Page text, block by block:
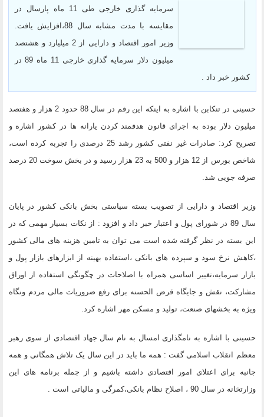
سرمایه گذاری خارجی طی 11 ماه پارسال در
مقایسه با مدت مشابه سال 88،افزایش یافت.
وزیر امور اقتصاد و دارایی از 2 میلیارد و هشتصد
میلیون دلار سرمایه گذاری خارجی 11 ماه 89 در
کشور خبر داد .
حسینی در تنکابن با اشاره به اینکه این رقم در سال 88 حدود 2 هزار و هفتصد
میلیون دلار بوده به اجرای قانون هدفمند کردن یارانه ها در کشور اشاره و
تصریح کرد: صادرات غیر نفتی کشور رشد 25 درصدی را تجربه کرده است،
شاخص بورس از 12 هزار و 500 به 23 هزار رسید و در بخش سوخت 20 درصد
صرفه جویی شد.
وزیر اقتصاد و دارایی از تصویب بسته سیاستی بخش بانکی کشور در پایان
سال 89 در شورای پول و اعتبار خبر داد و افزود : از نکات بسیار مهمی که در
این بسته در نظر گرفته شده است می توان به تامین هزینه های مالی کشور
،کاهش نرخ سود و سپرده های بانکی ،استفاده بهینه از ابزارهای بازار پول و
بازار سرمایه،تغییر اساسی همراه با اصلاحات در چگونگی استفاده از اوراق
مشارکت، نقش و جایگاه قرض الحسنه برای رفع ضروریات مالی مردم ونگاه
ویژه به بخشهای صنعت، تولید و مسکن مهر اشاره کرد.
حسینی با اشاره به نامگذاری امسال به نام سال جهاد اقتصادی از سوی رهبر
معظم انقلاب اسلامی گفت : همه ما باید در این سال یک تلاش همگانی و همه
جانبه برای اعتلای امور اقتصادی داشته باشیم و از جمله برنامه های این
وزارتخانه در سال 90 ، اصلاح نظام بانکی،کمرگی و مالیاتی است .